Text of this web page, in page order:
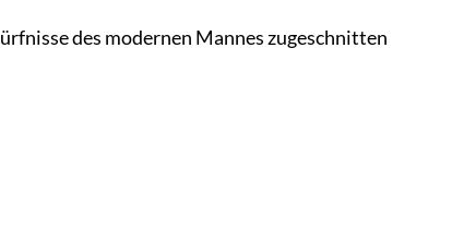
des modernen Mannes zugeschnitten